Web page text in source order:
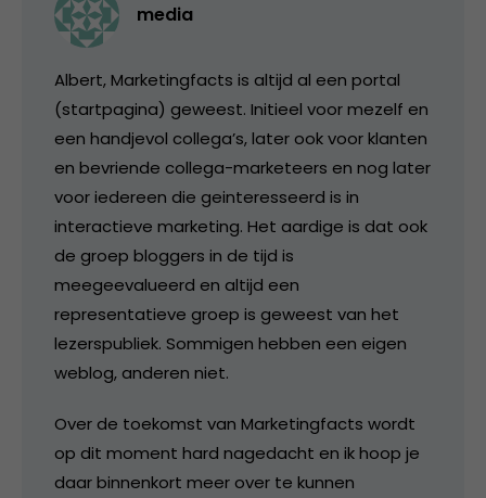
media
Albert, Marketingfacts is altijd al een portal
(startpagina) geweest. Initieel voor mezelf en
een handjevol collega’s, later ook voor klanten
en bevriende collega-marketeers en nog later
voor iedereen die geinteresseerd is in
interactieve marketing. Het aardige is dat ook
de groep bloggers in de tijd is
meegeevalueerd en altijd een
representatieve groep is geweest van het
lezerspubliek. Sommigen hebben een eigen
weblog, anderen niet.
Over de toekomst van Marketingfacts wordt
op dit moment hard nagedacht en ik hoop je
daar binnenkort meer over te kunnen